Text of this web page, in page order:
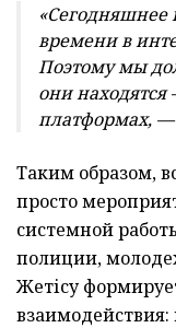
«Сегодняшнее
времени в
Поэтому мы
они находятся
платформах, —
Таким образом,
просто
системной
полиции,
Жетісу
взаимодействия: